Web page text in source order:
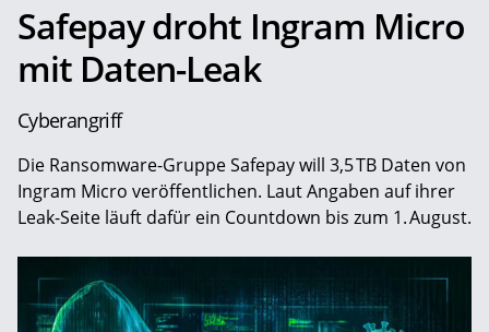
Safepay droht Ingram Micro
mit Daten-Leak
Cyberangriff
Die Ransomware-Gruppe Safepay will 3,5 TB Daten von
Ingram Micro veröffentlichen. Laut Angaben auf ihrer
Leak-Seite läuft dafür ein Countdown bis zum 1. August.